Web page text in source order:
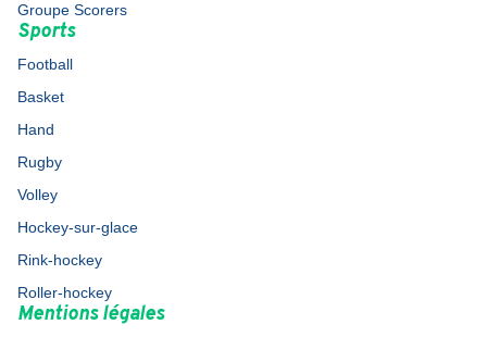
Groupe Scorers
Sports
Football
Basket
Hand
Rugby
Volley
Hockey-sur-glace
Rink-hockey
Roller-hockey
Mentions légales